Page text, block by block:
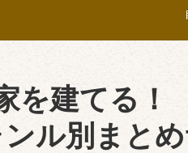
を建てる！
ル別まと